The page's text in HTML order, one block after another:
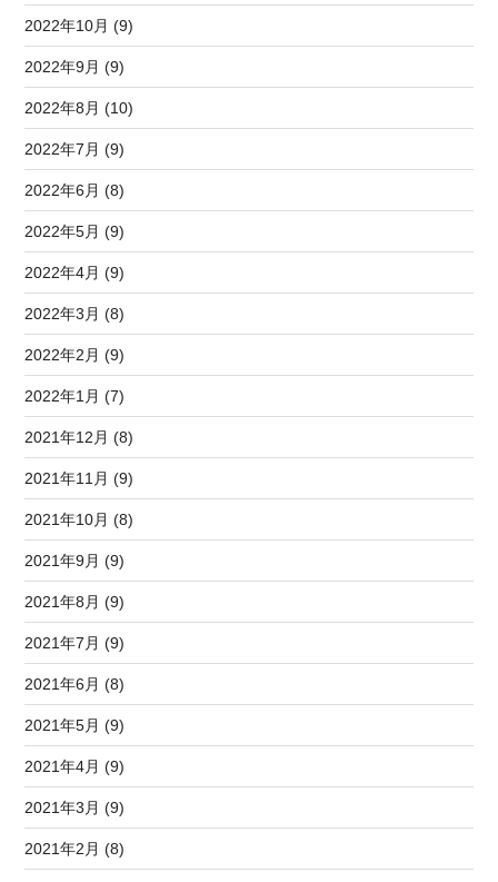
2022年10月 (9)
2022年9月 (9)
2022年8月 (10)
2022年7月 (9)
2022年6月 (8)
2022年5月 (9)
2022年4月 (9)
2022年3月 (8)
2022年2月 (9)
2022年1月 (7)
2021年12月 (8)
2021年11月 (9)
2021年10月 (8)
2021年9月 (9)
2021年8月 (9)
2021年7月 (9)
2021年6月 (8)
2021年5月 (9)
2021年4月 (9)
2021年3月 (9)
2021年2月 (8)